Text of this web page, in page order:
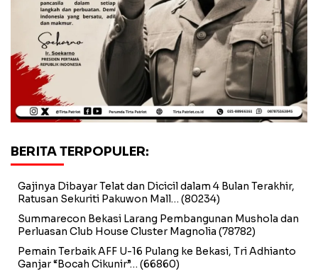
BERITA TERPOPULER:
Gajinya Dibayar Telat dan Dicicil dalam 4 Bulan Terakhir,
Ratusan Sekuriti Pakuwon Mall… (80234)
Summarecon Bekasi Larang Pembangunan Mushola dan
Perluasan Club House Cluster Magnolia (78782)
Pemain Terbaik AFF U-16 Pulang ke Bekasi, Tri Adhianto
Ganjar “Bocah Cikunir”… (66860)